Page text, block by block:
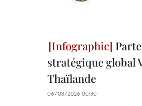
stratégique global
Thaïlande
06/08/2026 00:30